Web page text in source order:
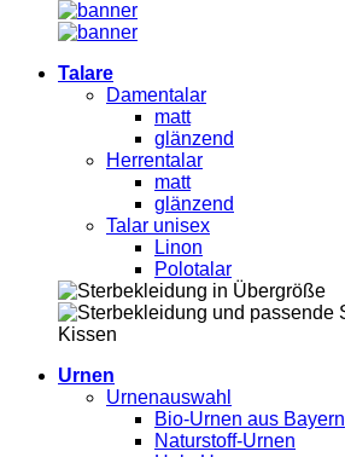
Talare
Damentalar
matt
glänzend
Herrentalar
matt
glänzend
Talar unisex
Linon
Polotalar
Urnen
Urnenauswahl
Bio-Urnen aus Bayern
Naturstoff-Urnen